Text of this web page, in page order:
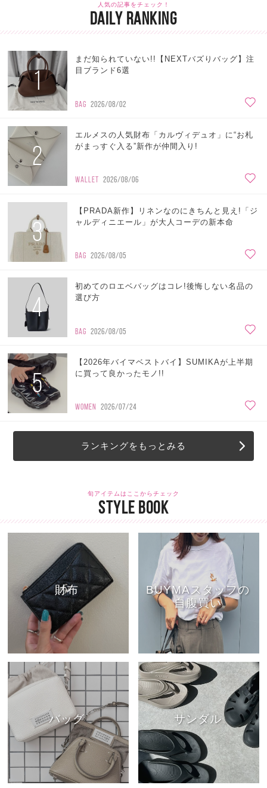
人気の記事をチェック！
DAILY RANKING
1
まだ知られていない!!【NEXTバズりバッグ】注
目ブランド6選
BAG 2026/08/02
2
エルメスの人気財布「カルヴィデュオ」に“お札
がまっすぐ入る”新作が仲間入り!
WALLET 2026/08/06
3
【PRADA新作】リネンなのにきちんと見え!「ジ
ャルディニエール」が大人コーデの新本命
BAG 2026/08/05
4
初めてのロエベバッグはコレ!後悔しない名品の
選び方
BAG 2026/08/05
5
【2026年バイマベストバイ】SUMIKAが上半期
に買って良かったモノ!!
WOMEN 2026/07/24
ランキングをもっとみる
旬アイテムはここからチェック
STYLE BOOK
財布
BUYMAスタッフの
自腹買い
バッグ サンダル